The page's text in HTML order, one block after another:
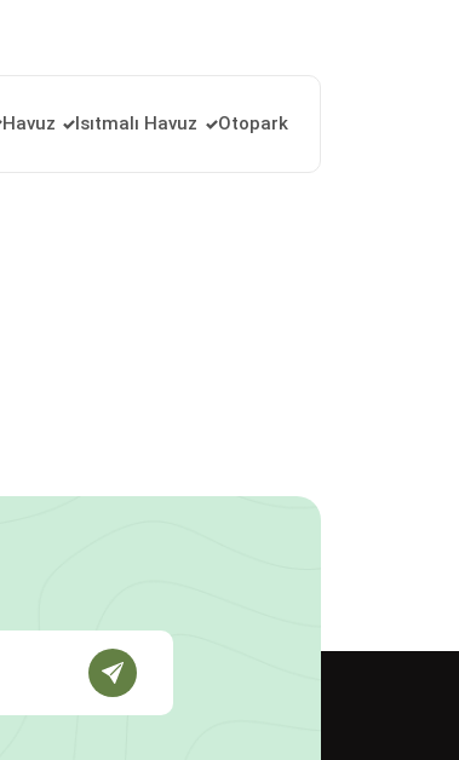
Havuz Isıtmalı Havuz Otopark